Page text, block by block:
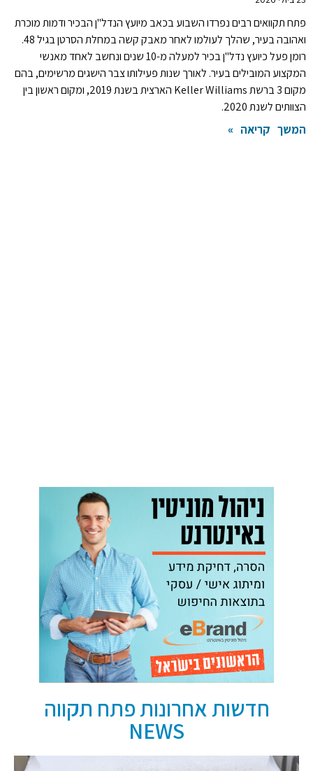
פתח תקוואים רבים נפרדו השבוע בכאב מיועץ הנדל"ן הבכיר ודמות מוכרת
ואהובה בעיר, שהלך לעולמו לאחר מאבק קשה במחלת הסרטן בגיל 48.
רומן פעל כיועץ נדל"ן בכיר למעלה מ-10 שנים ונחשב לאחד מאנשי
המקצוע המובילים בעיר. לאורך שנות פעילותו צבר הישגים מרשימים, בהם
מקום 3 ברשת Keller Williams הארצית בשנת 2019, ומקום ראשון בין
הצוותים לשנת 2020.
המשך קריאה »
חדשות אחרונות פתח תקווה
NEWS